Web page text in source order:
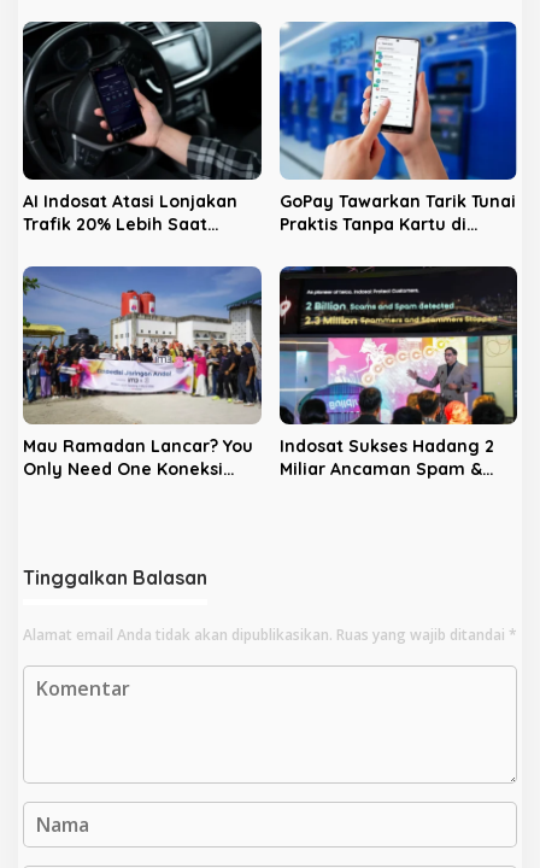
Enam Embarkasi Utama
Pemegang Saham
AI Indosat Atasi Lonjakan
Trafik 20% Lebih Saat
Buktikan Jaringan Tangguh
GoPay Tawarkan Tarik Tunai
Praktis Tanpa Kartu di
bjb
Mau Ramadan Lancar? You
Only Need One Koneksi
Indosat Sukses Hadang 2
Miliar Ancaman Spam &
Tinggalkan Balasan
Alamat email Anda tidak akan dipublikasikan. Ruas yang wajib ditandai *